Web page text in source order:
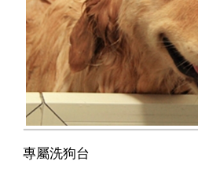
專屬洗狗台